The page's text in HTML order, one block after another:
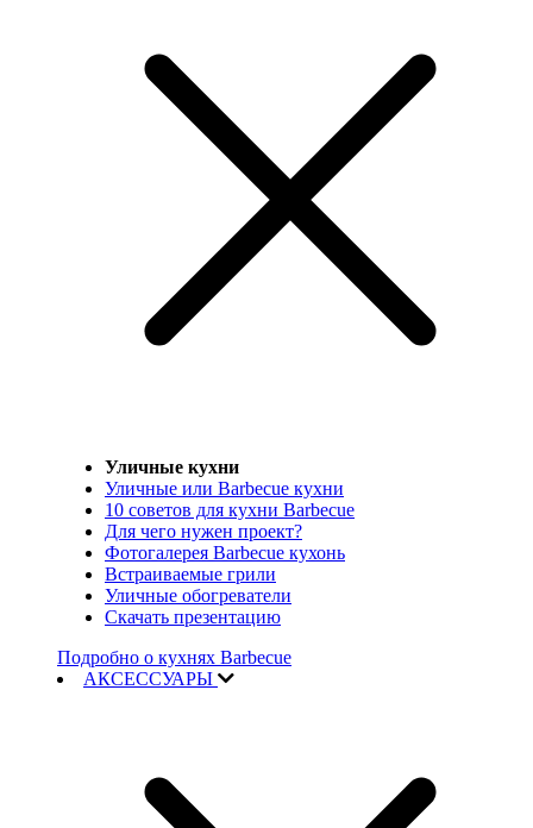
Уличные кухни
Уличные или Barbecue кухни
10 советов для кухни Barbecue
Для чего нужен проект?
Фотогалерея Barbecue кухонь
Встраиваемые грили
Уличные обогреватели
Скачать презентацию
Подробно о кухнях Barbecue
АКСЕССУАРЫ